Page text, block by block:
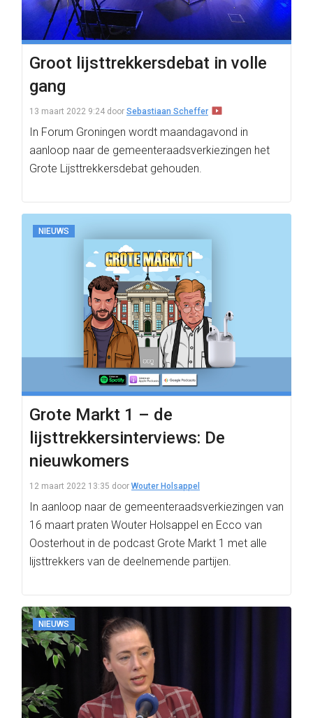
Groot lijsttrekkersdebat in volle
gang
13 maart 2022 9:24 door Sebastiaan Scheffer
In Forum Groningen wordt maandagavond in
aanloop naar de gemeenteraadsverkiezingen het
Grote Lijsttrekkersdebat gehouden.
NIEUWS
Grote Markt 1 – de
lijsttrekkersinterviews: De
nieuwkomers
12 maart 2022 13:35 door Wouter Holsappel
In aanloop naar de gemeenteraadsverkiezingen van
16 maart praten Wouter Holsappel en Ecco van
Oosterhout in de podcast Grote Markt 1 met alle
lijsttrekkers van de deelnemende partijen.
NIEUWS